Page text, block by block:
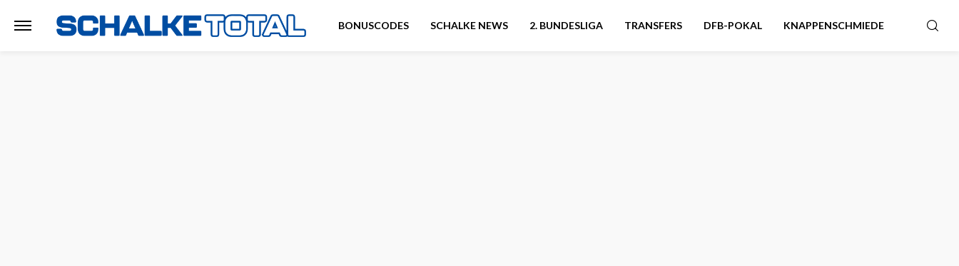
BONUSCODES SCHALKE NEWS 2. BUNDESLIGA TRANSFERS DFB-POKAL KNAPPENSCHMIEDE